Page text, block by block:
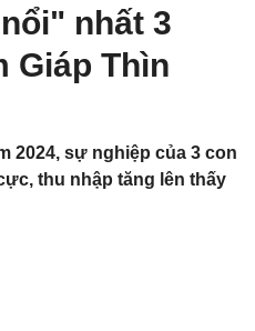
nhất 3
Giáp Thìn
2024, sự nghiệp của 3 con
thu nhập tăng lên thấy